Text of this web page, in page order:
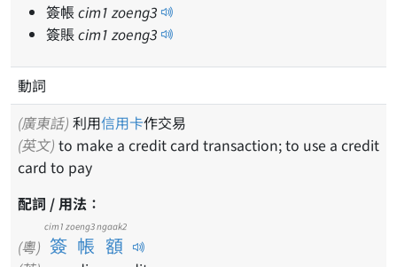
簽帳cim1 zoeng3
簽賬cim1 zoeng3
動詞
(廣東話) 利用信用卡作交易
(英文)
card to pay
配詞 / 用法：
(粵) 簽帳額
cim1 zoeng3 ngaak2